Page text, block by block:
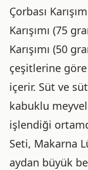
Çorbası
Karışımı (75
Karışımı (50
çeşitlerine
içerir. Süt ve
kabuklu
işlendiği
Seti, Makarna
aydan büyük